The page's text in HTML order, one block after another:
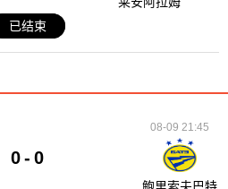
已结束
0 - 0
08-09 21:45